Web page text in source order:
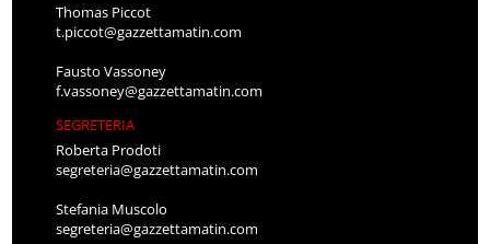
Thomas Piccot
t.piccot@gazzettamatin.com
Fausto Vassoney
f.vassoney@gazzettamatin.com
SEGRETERIA
Roberta Prodoti
segreteria@gazzettamatin.com
Stefania Muscolo
segreteria@gazzettamatin.com